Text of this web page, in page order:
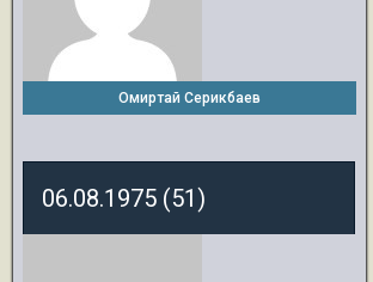
Омиртай Серикбаев
06.08.1975 (51)